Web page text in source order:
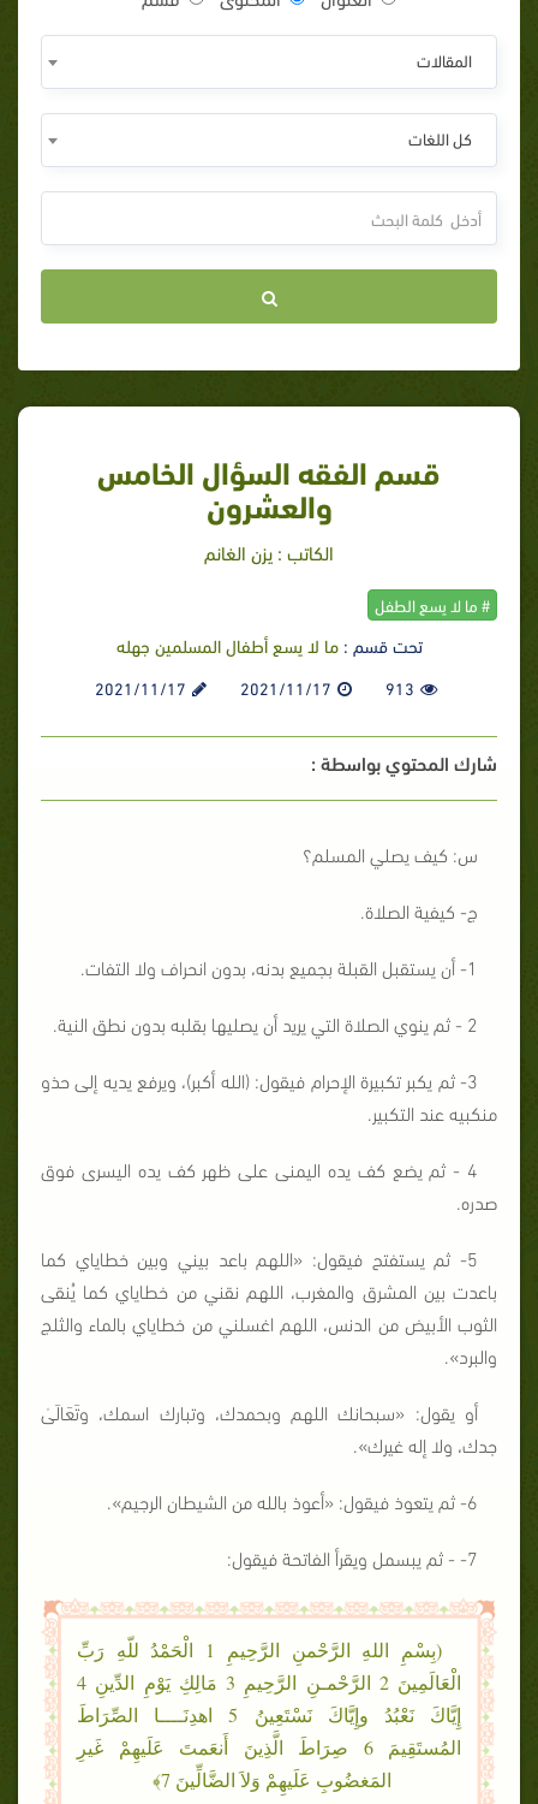
المقالات
كل اللغات
قسم الفقه السؤال الخامس
والعشرون
الكاتب : يزن الغانم
# ما لا يسع الطفل
تحت قسم :ما لا يسع أطفال المسلمين جهله
913
2021/11/17
2021/11/17
شارك المحتوي بواسطة :
س: كيف يصلي المسلم؟
ج- كيفية الصلاة.
1- أن يستقبل القبلة بجميع بدنه، بدون انحراف ولا التفات.
2 - ثم ينوي الصلاة التي يريد أن يصليها بقلبه بدون نطق النية.
3- ثم يكبر تكبيرة الإحرام فيقول: (الله أكبر)، ويرفع يديه إلى حذو
منكبيه عند التكبير.
4 - ثم يضع كف يده اليمنى على ظهر كف يده اليسرى فوق
صدره.
5- ثم يستفتح فيقول: «اللهم باعد بيني وبين خطاياي كما
باعدت بين المشرق والمغرب، اللهم نقني من خطاياي كما يُنقى
الثوب الأبيض من الدنس، اللهم اغسلني من خطاياي بالماء والثلج
والبرد».
أو يقول: «سبحانك اللهم وبحمدك، وتبارك اسمك، وتَعَالَىٰ
جدك، ولا إله غيرك».
6- ثم يتعوذ فيقول: «أعوذ بالله من الشيطان الرجيم».
7- - ثم يبسمل ويقرأ الفاتحة فيقول:
(بِسْمِ اللهِ الرَّحْمنِ الرَّحِيمِ 1 الْحَمْدُ للّهِ رَبِّ
الْعَالَمِينَ 2 الرَّحْمـنِ الرَّحِيمِ 3 مَالِكِ يَوْمِ الدِّينِ 4
إِيَّاكَ نَعْبُدُ وإِيَّاكَ نَسْتَعِينُ 5 اهدِنَــــا الصِّرَاطَ
المُستَقِيمَ 6 صِرَاطَ الَّذِينَ أَنعَمتَ عَلَيهِمْ غَيرِ
المَغضُوبِ عَلَيهِمْ وَلاَ الضَّالِّينَ 7﴾